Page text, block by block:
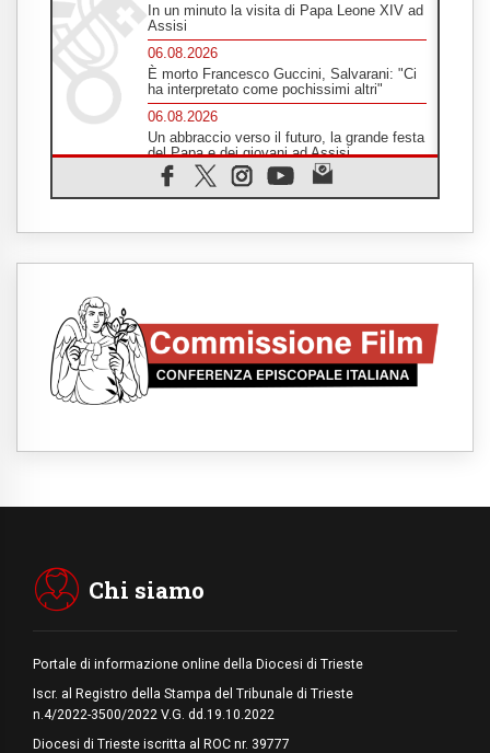
In un minuto la visita di Papa Leone XIV ad
Assisi
06.08.2026
È morto Francesco Guccini, Salvarani: "Ci
ha interpretato come pochissimi altri"
06.08.2026
Un abbraccio verso il futuro, la grande festa
del Papa e dei giovani ad Assisi
06.08.2026
Il grazie dei giovani al Papa: "Oggi ci
Leone XIV: la rivoluzione del Vangelo
06.08.2026
Fra Marco Vianelli: alla scuola di san
Francesco per imparare il Vangelo della
pace
Chi siamo
Portale di informazione online della Diocesi di Trieste
Iscr. al Registro della Stampa del Tribunale di Trieste
n.4/2022-3500/2022 V.G. dd.19.10.2022
Diocesi di Trieste iscritta al ROC nr. 39777